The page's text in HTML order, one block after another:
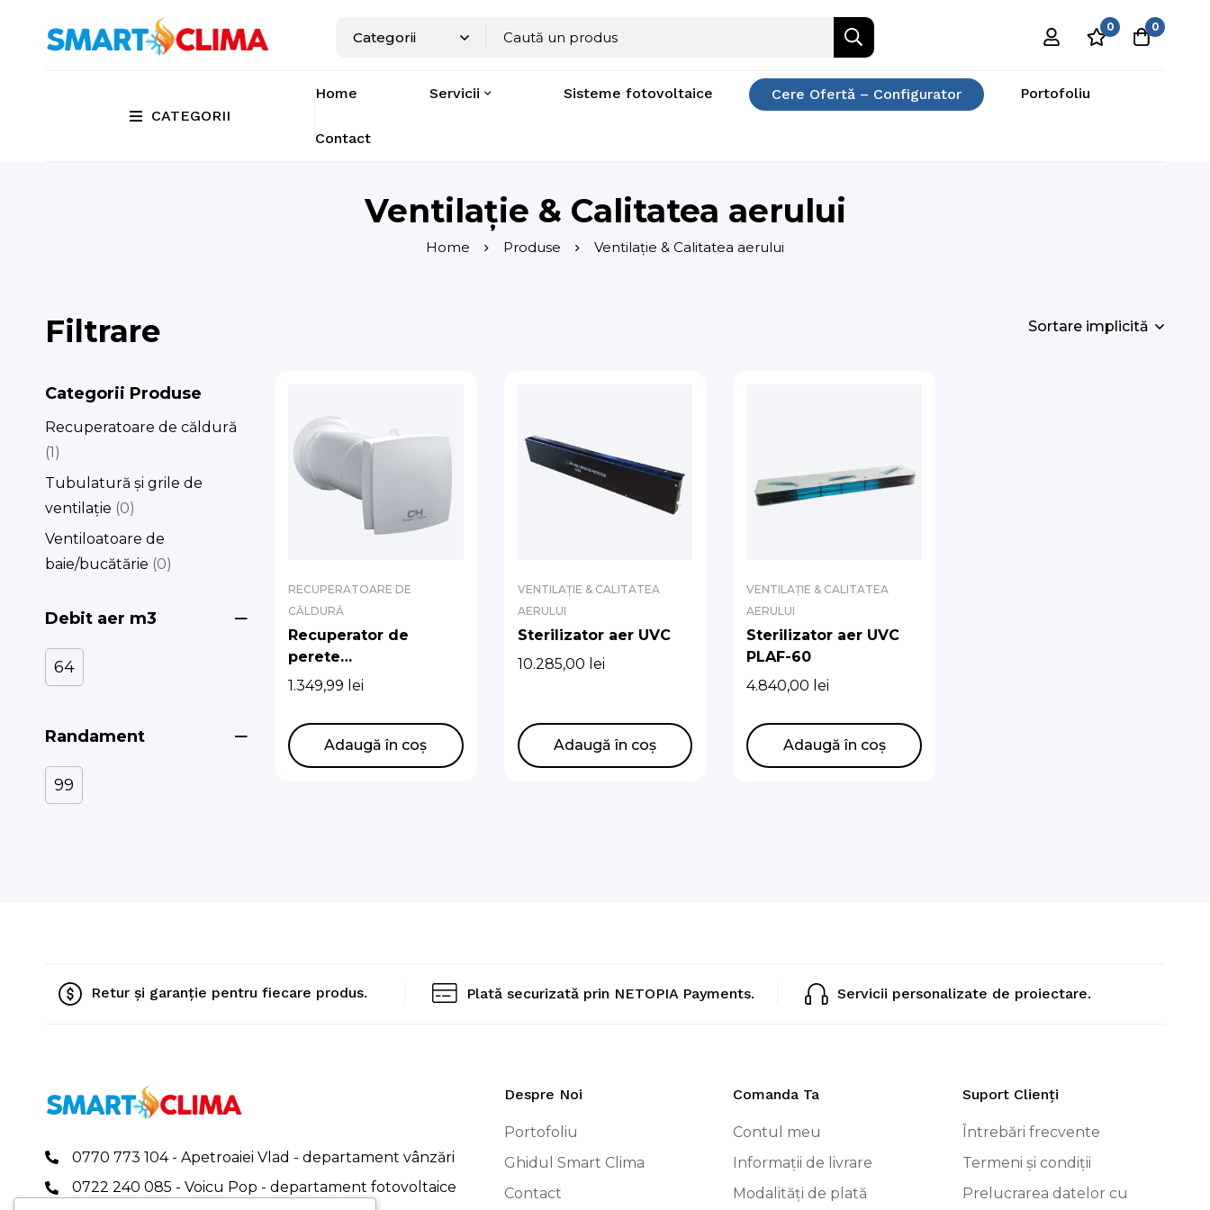
0 0
CATEGORII
Home Servicii Sisteme fotovoltaice Cere Ofertă – Configurator Portofoliu
Contact
Ventilație & Calitatea aerului
Home Produse Ventilație & Calitatea aerului
Filtrare
Recuperatoare de căldură
1
Tubulatură și grile de
ventilație 0
Ventiloatoare de
baie/bucătărie 0
Debit aer m3
64
Randament
99
Sortare implicită
RECUPERATOARE DE
CĂLDURĂ
Recuperator de
perete
Cooper&Hunter
1.349,99 lei
Adaugă în coș
VENTILAȚIE & CALITATEA
AERULUI
Sterilizator aer UVC
10.285,00 lei
Adaugă în coș
VENTILAȚIE & CALITATEA
AERULUI
Sterilizator aer UVC
PLAF-60
4.840,00 lei
Adaugă în coș
Retur și garanție pentru fiecare produs. Plată securizată prin NETOPIA Payments. Servicii personalizate de proiectare.
0770 773 104 - Apetroaiei Vlad - departament vânzări
0722 240 085 - Voicu Pop - departament fotovoltaice
Despre Noi
Portofoliu
Ghidul Smart Clima
Contact
Comanda Ta
Contul meu
Informații de livrare
Modalități de plată
Suport Clienți
Întrebări frecvente
Termeni și condiții
Prelucrarea datelor cu